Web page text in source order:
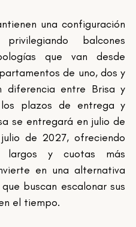
una configuración
balcones
que van desde
de uno, dos y
diferencia entre Brisa y
plazos de entrega y
se entregará en julio de
de 2027, ofreciendo
y cuotas más
en una alternativa
buscan escalonar sus
el tiempo.